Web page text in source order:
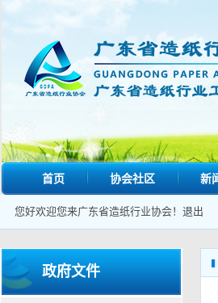
首页 协会社区 新
您好欢迎您来广东省造纸行业协会！ 退出
政府文件